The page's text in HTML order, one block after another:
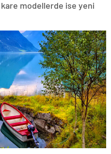
modellerde ise yeni